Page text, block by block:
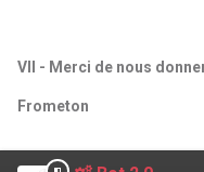
VII - Merci de nous
Frometon